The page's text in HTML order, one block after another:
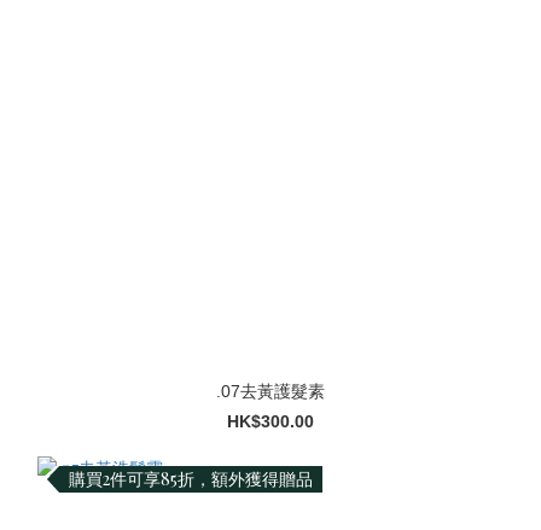
.07去黃護髮素
HK$300.00
購買2件可享85折，額外獲得贈品